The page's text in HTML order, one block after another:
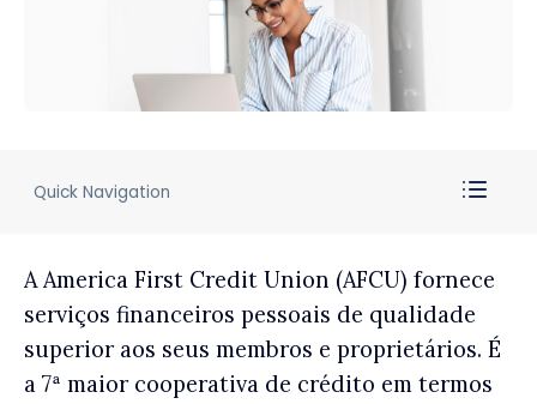
Quick Navigation
A America First Credit Union (AFCU) fornece
serviços financeiros pessoais de qualidade
superior aos seus membros e proprietários. É
a 7ª maior cooperativa de crédito em termos